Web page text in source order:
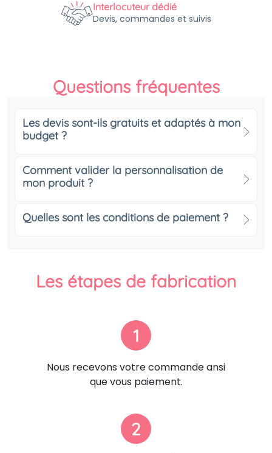
Interlocuteur dédié
Devis, commandes et suivis
Questions fréquentes
Les devis sont-ils gratuits et adaptés à mon
budget ?
Comment valider la personnalisation de
mon produit ?
Quelles sont les conditions de paiement ?
Les étapes de fabrication
1
Nous recevons votre commande ansi
que vous paiement.
2